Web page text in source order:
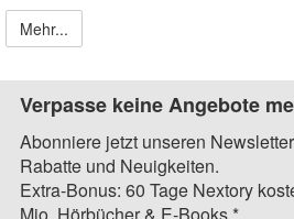
Mehr...
Verpasse keine Angebote
Abonniere jetzt unseren
Rabatte und Neuigkeiten.
Extra-Bonus: 60 Tage Nextory
Mio. Hörbücher & E-Books.*